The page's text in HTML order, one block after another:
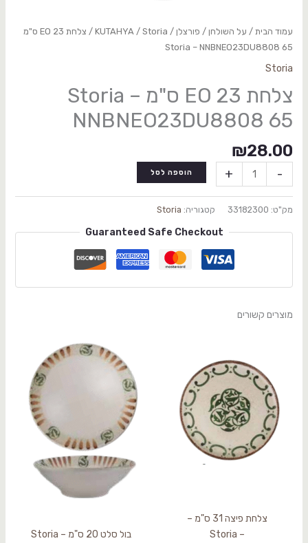
עמוד הבית/ על השולחן / פורצלן /
KUTAHYA /Storia
/ צלחת EO 23 ס"מ
Storia – NNBNEO23DU8808 65
Storia
צלחת EO 23 ס"מ Storia –
NNBNEO23DU8808 65
₪28.00
-
+ הוספה לסל
מק"ט: 33182300 קטגוריה: Storia
Guaranteed Safe Checkout
מוצרים קשורים
צלחת פיצה 31 ס"מ –
Storia –
בול סלט 20 ס"מ Storia –